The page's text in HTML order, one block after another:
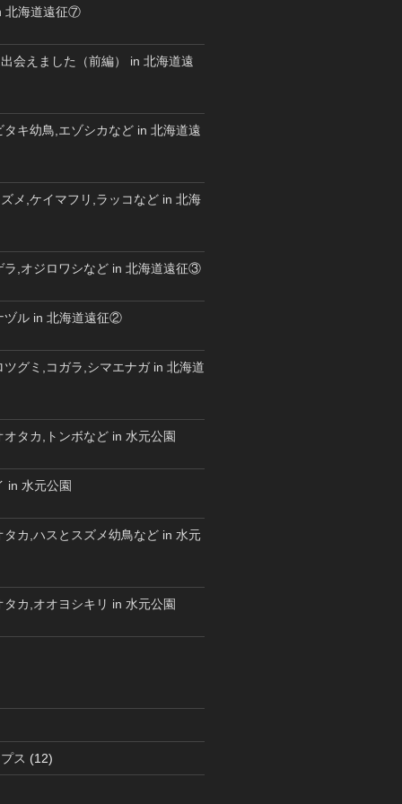
北海道遠征⑦
会えました（前編） in 北海道遠
タキ幼鳥,エゾシカなど in 北海道遠
メ,ケイマフリ,ラッコなど in 北海
ラ,オジロワシなど in 北海道遠征③
ヅル in 北海道遠征②
ツグミ,コガラ,シマエナガ in 北海道
タカ,トンボなど in 水元公園
in 水元公園
タカ,ハスとスズメ幼鳥など in 水元
タカ,オオヨシキリ in 水元公園
ス (12)